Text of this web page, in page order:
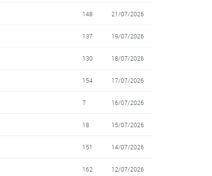
148 21/07/2026
137 19/07/2026
130 18/07/2026
154 17/07/2026
7 16/07/2026
18 15/07/2026
151 14/07/2026
162 12/07/2026